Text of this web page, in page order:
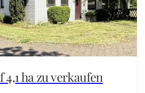
4,1 ha zu verkaufen